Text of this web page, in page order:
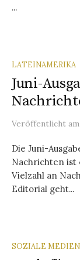
...
LATEINAMERIKA
Juni-
Veröffentlicht am
Die Juni-
Nachrichten ist
Vielzahl an
Editorial geht...
SOZIALE MEDIEN